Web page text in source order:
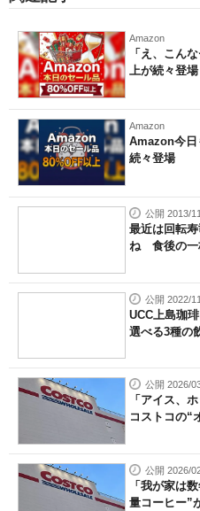
Amazon
「え、こん
上が続々登
Amazon
Amazon今日
続々登場
公開 2013/
最近は回転
ね 食後の一
公開 2022/
UCC上島珈
選べる3種の
公開 2026/
「アイス、
コストコの“
公開 2026/
「我が家は
量コーヒー”